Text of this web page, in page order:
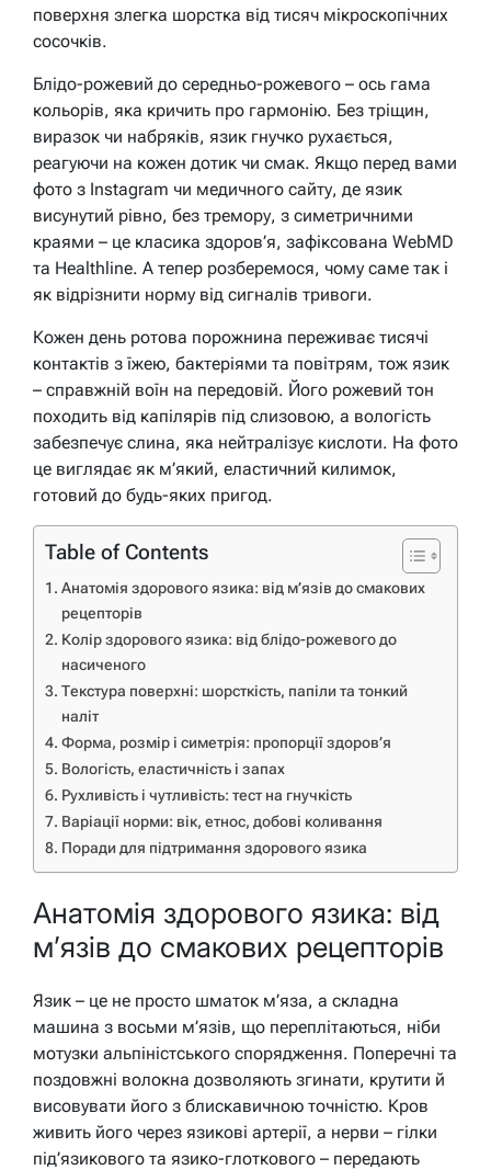
поверхня злегка шорстка від тисяч мікроскопічних
сосочків.
Блідо-рожевий до середньо-рожевого – ось гама
кольорів, яка кричить про гармонію. Без тріщин,
виразок чи набряків, язик гнучко рухається,
реагуючи на кожен дотик чи смак. Якщо перед вами
фото з Instagram чи медичного сайту, де язик
висунутий рівно, без тремору, з симетричними
краями – це класика здоров’я, зафіксована WebMD
та Healthline. А тепер розберемося, чому саме так і
як відрізнити норму від сигналів тривоги.
Кожен день ротова порожнина переживає тисячі
контактів з їжею, бактеріями та повітрям, тож язик
– справжній воїн на передовій. Його рожевий тон
походить від капілярів під слизовою, а вологість
забезпечує слина, яка нейтралізує кислоти. На фото
це виглядає як м’який, еластичний килимок,
готовий до будь-яких пригод.
Table of Contents
Анатомія здорового язика: від м’язів до смакових
рецепторів
Колір здорового язика: від блідо-рожевого до
насиченого
Текстура поверхні: шорсткість, папіли та тонкий
наліт
Форма, розмір і симетрія: пропорції здоров’я
Вологість, еластичність і запах
Рухливість і чутливість: тест на гнучкість
Варіації норми: вік, етнос, добові коливання
Поради для підтримання здорового язика
Анатомія здорового язика: від
м’язів до смакових рецепторів
Язик – це не просто шматок м’яза, а складна
машина з восьми м’язів, що переплітаються, ніби
мотузки альпіністського спорядження. Поперечні та
поздовжні волокна дозволяють згинати, крутити й
висовувати його з блискавичною точністю. Кров
живить його через язикові артерії, а нерви – гілки
під’язикового та язико-глоткового – передають